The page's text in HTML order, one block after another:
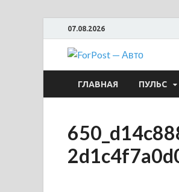
07.08.2026
ГЛАВНАЯ ПУЛЬС